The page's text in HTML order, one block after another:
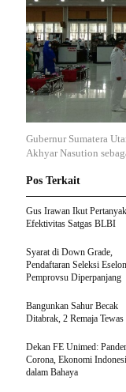
Gubernur Sumatera
Akhyar Nasution
Pos Terkait
Gus Irawan Ikut
Efektivitas Satgas BLBI
Syarat di Down Grade,
Pendaftaran Seleksi
Pemprovsu Diperpanjang
Bangunkan Sahur Becak
Ditabrak, 2 Remaja
Dekan FE Unimed:
Corona, Ekonomi
dalam Bahaya